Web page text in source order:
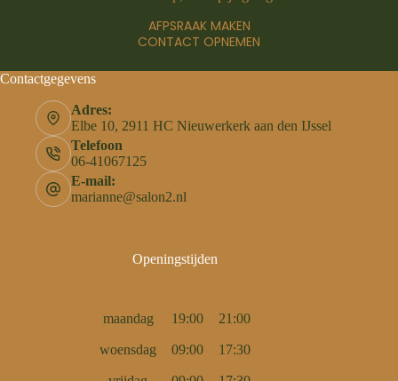
AFPSRAAK MAKEN
CONTACT OPNEMEN
Contactgegevens
Adres:
Elbe 10, 2911 HC Nieuwerkerk aan den IJssel
Telefoon
06-41067125
E-mail:
marianne@salon2.nl
Openingstijden
maandag 19:00 21:00
woensdag 09:00 17:30